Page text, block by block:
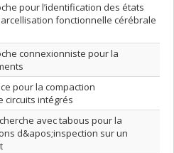
pour l’identification des états
fonctionnelle cérébrale
connexionniste pour la
pour la compaction
circuits intégrés
avec tabous pour la
d&apos;inspection sur un